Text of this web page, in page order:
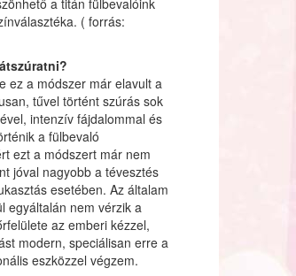
( forrás:
ez a módszer már elavult a
tűvel történt szúrás sok
intenzív fájdalommal és
a fülbevaló
ezt a módszert már nem
jóval nagyobb a tévesztés
esetében. Az általam
egyáltalán nem vérzik a
az emberi kézzel,
modern, speciálisan erre a
eszközzel végzem.